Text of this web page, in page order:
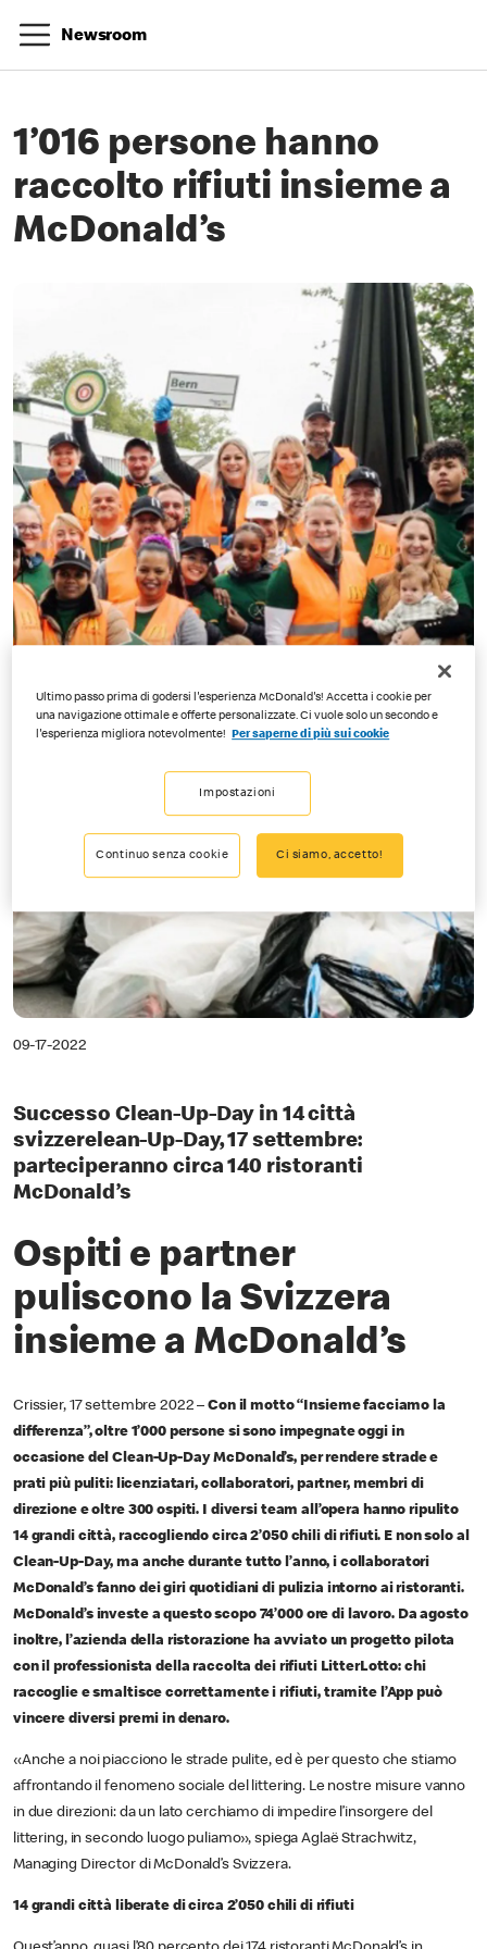
Newsroom
1’016 persone hanno
raccolto rifiuti insieme a
McDonald’s
09-17-2022
Successo Clean-Up-Day in 14 città
svizzerelean-Up-Day, 17 settembre:
parteciperanno circa 140 ristoranti
McDonald’s
Ospiti e partner
puliscono la Svizzera
insieme a McDonald’s
Crissier, 17 settembre 2022 – Con il motto “Insieme facciamo la
differenza”, oltre 1’000 persone si sono impegnate oggi in
occasione del Clean-Up-Day McDonald’s, per rendere strade e
prati più puliti: licenziatari, collaboratori, partner, membri di
direzione e oltre 300 ospiti. I diversi team all’opera hanno ripulito
14 grandi città, raccogliendo circa 2’050 chili di rifiuti. E non solo al
Clean-Up-Day, ma anche durante tutto l’anno, i collaboratori
McDonald’s fanno dei giri quotidiani di pulizia intorno ai ristoranti.
McDonald’s investe a questo scopo 74’000 ore di lavoro. Da agosto
inoltre, l’azienda della ristorazione ha avviato un progetto pilota
con il professionista della raccolta dei rifiuti LitterLotto: chi
raccoglie e smaltisce correttamente i rifiuti, tramite l’App può
vincere diversi premi in denaro.
«Anche a noi piacciono le strade pulite, ed è per questo che stiamo
affrontando il fenomeno sociale del littering. Le nostre misure vanno
in due direzioni: da un lato cerchiamo di impedire l’insorgere del
littering, in secondo luogo puliamo», spiega Aglaë Strachwitz,
Managing Director di McDonald’s Svizzera.
14 grandi città liberate di circa 2’050 chili di rifiuti
Ultimo passo prima di godersi l'esperienza McDonald's! Accetta i cookie per
una navigazione ottimale e offerte personalizzate. Ci vuole solo un secondo e
l'esperienza migliora notevolmente! Per saperne di più sui cookie
Impostazioni
Continuo senza cookie Ci siamo, accetto!